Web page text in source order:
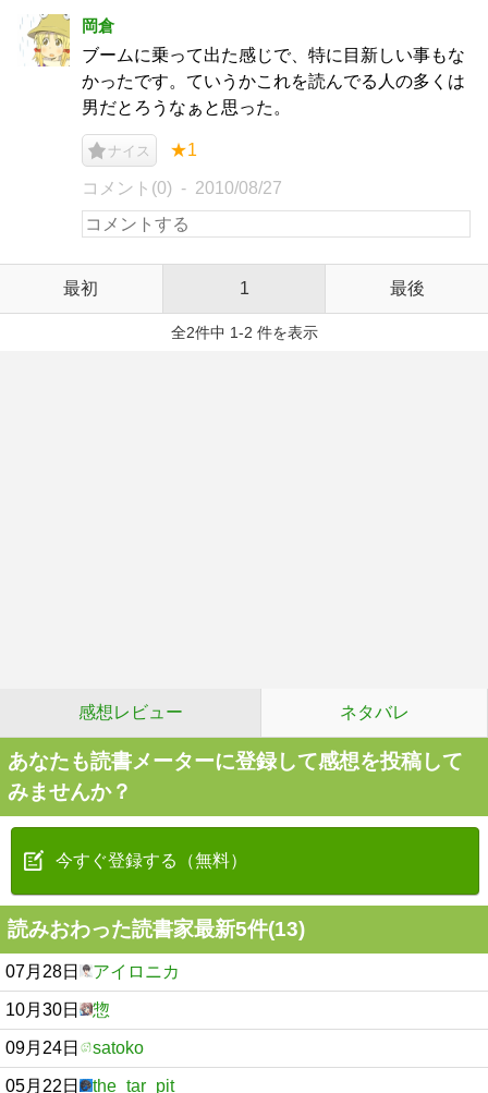
岡倉
ブームに乗って出た感じで、特に目新しい事もな
かったです。ていうかこれを読んでる人の多くは
男だとろうなぁと思った。
ナイス ★1
コメント(0) 2010/08/27
最初 1 最後
全2件中 1-2 件を表示
感想レビュー ネタバレ
あなたも読書メーターに登録して感想を投稿して
みませんか？
今すぐ登録する（無料）
読みおわった読書家最新5件(13)
07月28日 アイロニカ
10月30日 惣
09月24日 satoko
05月22日 the_tar_pit